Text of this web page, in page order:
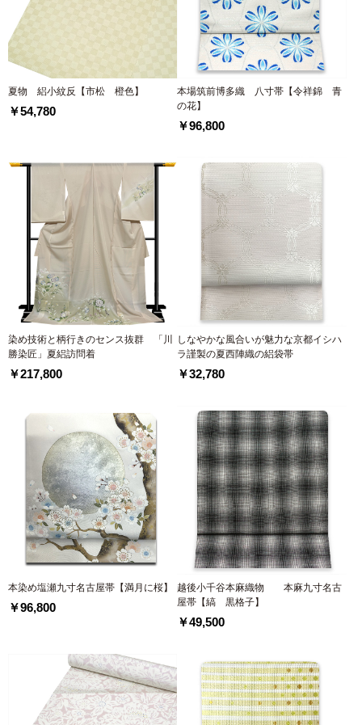
夏物 絽小紋反【市松 橙色】
￥54,780
本場筑前博多織 八寸帯【令祥錦 青
の花】
￥96,800
染め技術と柄行きのセンス抜群 「川
勝染匠」夏絽訪問着
￥217,800
しなやかな風合いが魅力な京都イシハ
ラ謹製の夏西陣織の絽袋帯
￥32,780
本染め塩瀬九寸名古屋帯【満月に桜】
￥96,800
越後小千谷本麻織物 本麻九寸名古
屋帯【縞 黒格子】
￥49,500